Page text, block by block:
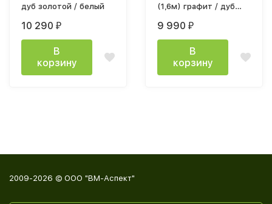
дуб золотой / белый
10 290 ₽
В
корзину
(1,6м) графит / дуб
9 990 ₽
В
корзину
2009-2026 © ООО "ВМ-Аспект"